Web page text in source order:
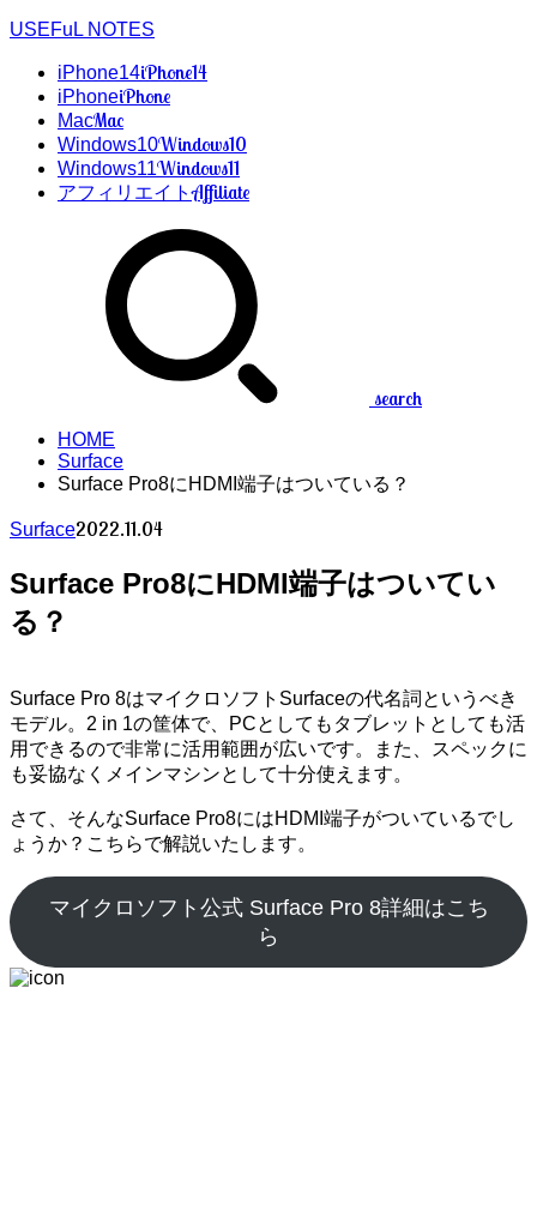
USEFuL NOTES
iPhone14iPhone14
iPhoneiPhone
MacMac
Windows10Windows10
Windows11Windows11
アフィリエイトAffiliate
search
HOME
Surface
Surface Pro8にHDMI端子はついている？
Surface2022.11.04
Surface Pro8にHDMI端子はついてい
る？
Surface Pro 8はマイクロソフトSurfaceの代名詞というべき
モデル。2 in 1の筐体で、PCとしてもタブレットとしても活
用できるので非常に活用範囲が広いです。また、スペックに
も妥協なくメインマシンとして十分使えます。
さて、そんなSurface Pro8にはHDMI端子がついているでし
ょうか？こちらで解説いたします。
マイクロソフト公式 Surface Pro 8詳細はこち
ら